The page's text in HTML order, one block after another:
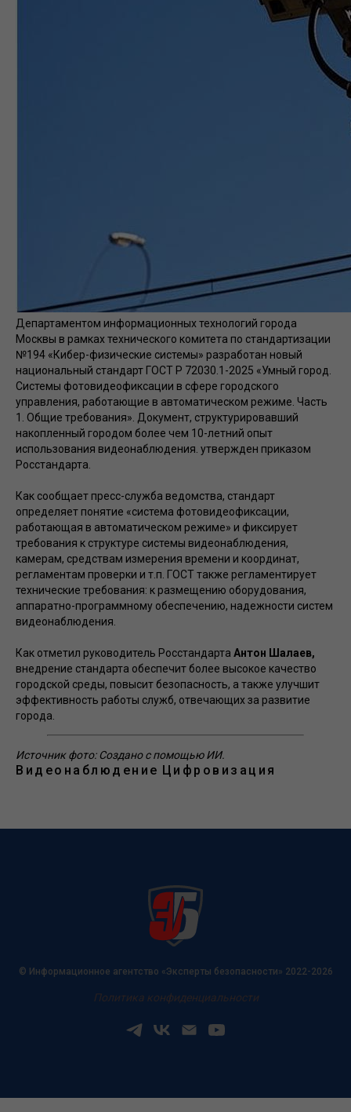
Департаментом информационных технологий города
Москвы в рамках технического комитета по стандартизации
№194 «Кибер-физические системы» разработан новый
национальный стандарт ГОСТ Р 72030.1-2025 «Умный город.
Системы фотовидеофиксации в сфере городского
управления, работающие в автоматическом режиме. Часть
1. Общие требования». Документ, структурировавший
накопленный городом более чем 10-летний опыт
использования видеонаблюдения. утвержден приказом
Росстандарта.
Как сообщает пресс-служба ведомства, стандарт
определяет понятие «система фотовидеофиксации,
работающая в автоматическом режиме» и фиксирует
требования к структуре системы видеонаблюдения,
камерам, средствам измерения времени и координат,
регламентам проверки и т.п. ГОСТ также регламентирует
технические требования: к размещению оборудования,
аппаратно-программному обеспечению, надежности систем
видеонаблюдения.
Как отметил руководитель Росстандарта Антон Шалаев,
внедрение стандарта обеспечит более высокое качество
городской среды, повысит безопасность, а также улучшит
эффективность работы служб, отвечающих за развитие
города.
Источник фото: Создано с помощью ИИ.
Видеонаблюдение Цифровизация
© Информационное агентство «Эксперты безопасности» 2022-2026
Политика конфиденциальности